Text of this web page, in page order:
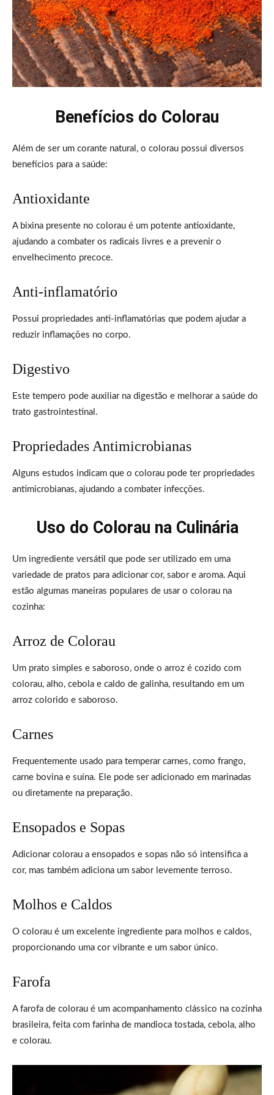
Benefícios do Colorau
Além de ser um corante natural, o colorau possui diversos
benefícios para a saúde:
Antioxidante
A bixina presente no colorau é um potente antioxidante,
ajudando a combater os radicais livres e a prevenir o
envelhecimento precoce.
Anti-inflamatório
Possui propriedades anti-inflamatórias que podem ajudar a
reduzir inflamações no corpo.
Digestivo
Este tempero pode auxiliar na digestão e melhorar a saúde do
trato gastrointestinal.
Propriedades Antimicrobianas
Alguns estudos indicam que o colorau pode ter propriedades
antimicrobianas, ajudando a combater infecções.
Uso do Colorau na Culinária
Um ingrediente versátil que pode ser utilizado em uma
variedade de pratos para adicionar cor, sabor e aroma. Aqui
estão algumas maneiras populares de usar o colorau na
cozinha:
Arroz de Colorau
Um prato simples e saboroso, onde o arroz é cozido com
colorau, alho, cebola e caldo de galinha, resultando em um
arroz colorido e saboroso.
Carnes
Frequentemente usado para temperar carnes, como frango,
carne bovina e suína. Ele pode ser adicionado em marinadas
ou diretamente na preparação.
Ensopados e Sopas
Adicionar colorau a ensopados e sopas não só intensifica a
cor, mas também adiciona um sabor levemente terroso.
Molhos e Caldos
O colorau é um excelente ingrediente para molhos e caldos,
proporcionando uma cor vibrante e um sabor único.
Farofa
A farofa de colorau é um acompanhamento clássico na cozinha
brasileira, feita com farinha de mandioca tostada, cebola, alho
e colorau.